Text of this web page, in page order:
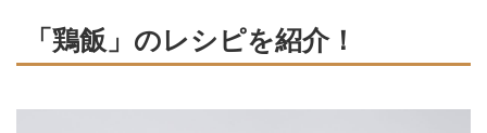
「鶏飯」のレシピを紹介！